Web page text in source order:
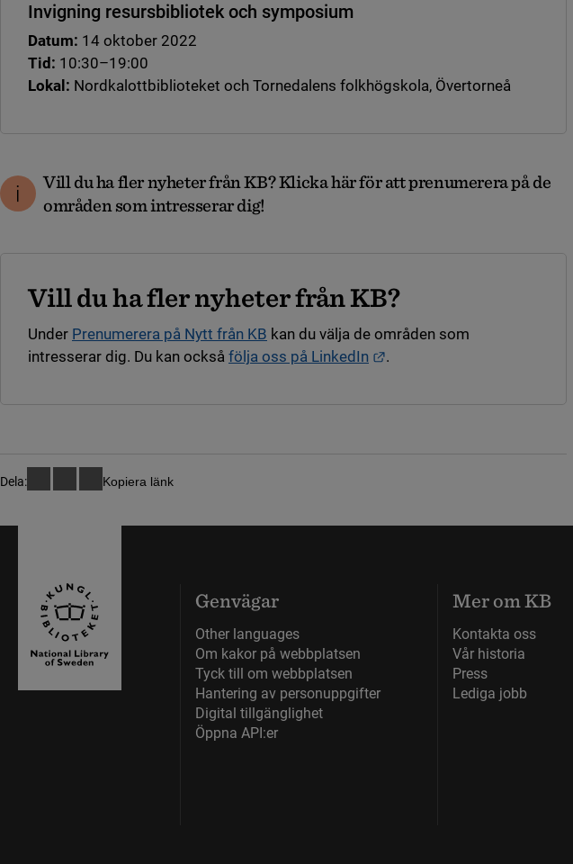
Invigning resursbibliotek och symposium
Datum: 14 oktober 2022
Tid: 10:30–19:00
Lokal: Nordkalottbiblioteket och Tornedalens folkhögskola, Övertorneå
Vill du ha fler nyheter från KB? Klicka här för att prenumerera på de
områden som intresserar dig!
Vill du ha fler nyheter från KB?
Under Prenumerera på Nytt från KB kan du välja de områden som
intresserar dig. Du kan också följa oss på LinkedIn Länk till annan webbplats.
.
Dela: Kopiera länk
Genvägar
Other languages
Om kakor på webbplatsen
Tyck till om webbplatsen
Hantering av personuppgifter
Digital tillgänglighet
Öppna API:er
Mer om KB
Kontakta oss
Vår historia
Press
Lediga jobb